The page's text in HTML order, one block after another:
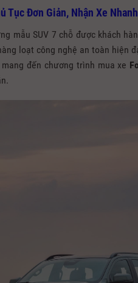
Tục Đơn Giản, Nhận Xe
mẫu SUV 7 chỗ được khách
loạt công nghệ an toàn hiện
mang đến chương trình mua xe